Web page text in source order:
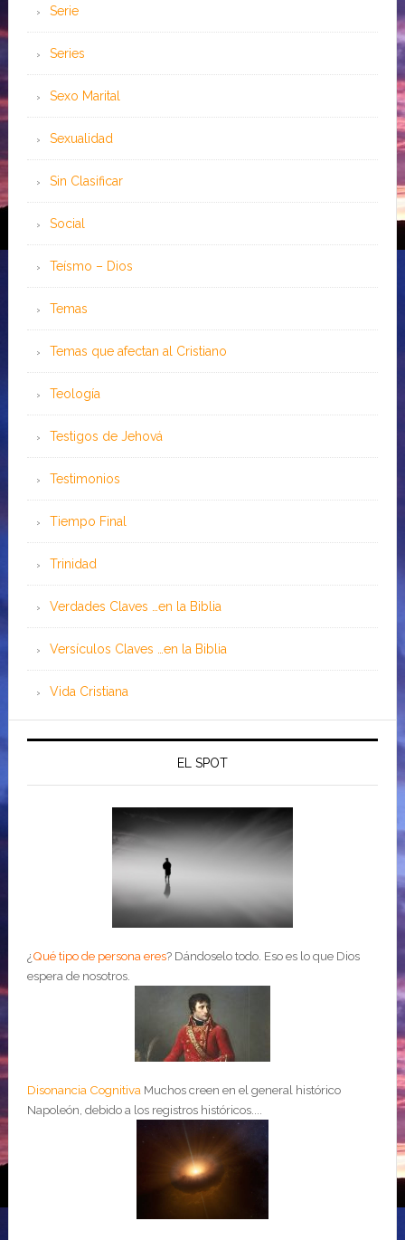
Serie
Series
Sexo Marital
Sexualidad
Sin Clasificar
Social
Teísmo – Dios
Temas
Temas que afectan al Cristiano
Teología
Testigos de Jehová
Testimonios
Tiempo Final
Trinidad
Verdades Claves …en la Biblia
Versículos Claves …en la Biblia
Vida Cristiana
EL SPOT
¿Qué tipo de persona eres? Dándoselo todo. Eso es lo que Dios
espera de nosotros.
Disonancia Cognitiva Muchos creen en el general histórico
Napoleón, debido a los registros históricos....